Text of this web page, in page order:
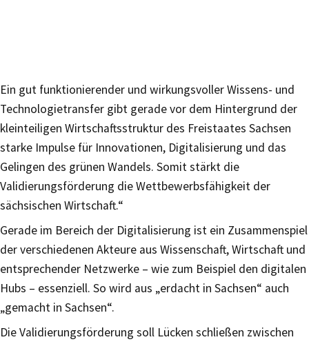
Ein gut funktionierender und wirkungsvoller Wissens- und
Technologietransfer gibt gerade vor dem Hintergrund der
kleinteiligen Wirtschaftsstruktur des Freistaates Sachsen
starke Impulse für Innovationen, Digitalisierung und das
Gelingen des grünen Wandels. Somit stärkt die
Validierungsförderung die Wettbewerbsfähigkeit der
sächsischen Wirtschaft.“
Gerade im Bereich der Digitalisierung ist ein Zusammenspiel
der verschiedenen Akteure aus Wissenschaft, Wirtschaft und
entsprechender Netzwerke – wie zum Beispiel den digitalen
Hubs – essenziell. So wird aus „erdacht in Sachsen“ auch
„gemacht in Sachsen“.
Die Validierungsförderung soll Lücken schließen zwischen